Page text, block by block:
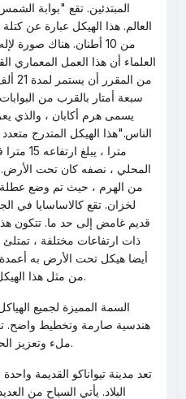
المبتدئين. تقع "بوابة
العالم. هذا الهيكل عبارة عن
من 10 أطنان. هناك
العلماء أن هذا العمل المعماري
من
سبعة أمتار بالقرب من
يسمى هرم أكابان ، والذي
مترا ،
المحلي ، نصفه كان تحت
من الهرم ، حيث تم وضع
لخزان. تقع كالاساسايا في
قديم غامض إلى حد ما. تتكون
ذات ارتفاعات مختلفة ، تمتلئ
أيضا هيكل تحت الأرض به
من مثل هذا الهيكل هو على الأرجح ذو طبيعة طقسية.
السمة المميزة لجميع
هندسية صارمة وتخطيط واضح.
ملء وتعزيز الحجارة على التلال الطبيعية المختلفة.
تعد مدينة تيواناكو القديمة
البلاد. يأتي السياح من